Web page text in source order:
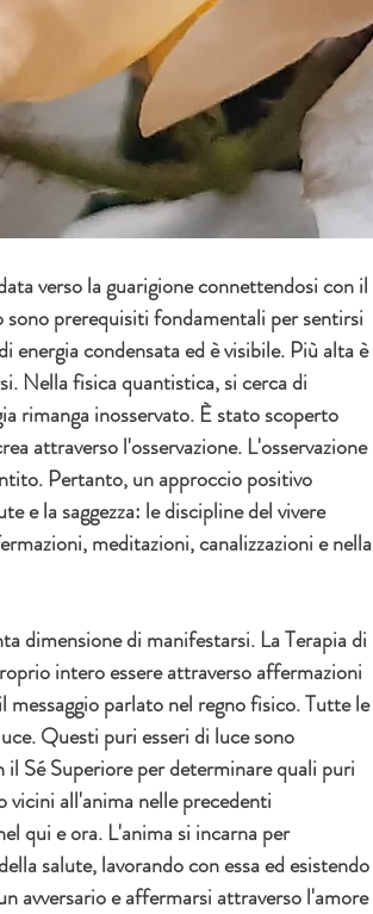
verso la guarigione connettendosi con il
prerequisiti fondamentali per sentirsi
condensata ed è visibile. Più alta è
Nella fisica quantistica, si cerca di
rimanga inosservato. È stato scoperto
attraverso l'osservazione. L'osservazione
Pertanto, un approccio positivo
e la saggezza: le discipline del vivere
meditazioni, canalizzazioni e nella
dimensione di manifestarsi. La Terapia di
intero essere attraverso affermazioni
parlato nel regno fisico. Tutte le
Questi puri esseri di luce sono
Sé Superiore per determinare quali puri
vicini all'anima nelle precedenti
qui e ora. L'anima si incarna per
salute, lavorando con essa ed esistendo
avversario e affermarsi attraverso l'amore